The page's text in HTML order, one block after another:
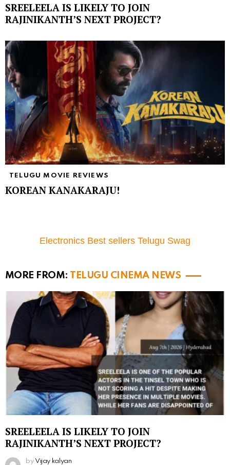
SREELEELA IS LIKELY TO JOIN
RAJINIKANTH’S NEXT PROJECT?
TELUGU MOVIE REVIEWS
KOREAN KANAKARAJU!
Electronics Best sellers Telugu Swag
MORE FROM: TELUGU CINEMA NEWS
SREELEELA IS LIKELY TO JOIN
RAJINIKANTH’S NEXT PROJECT?
by Vijay kalyan